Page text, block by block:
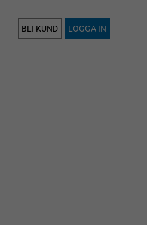
BLI KUND LOGGA IN